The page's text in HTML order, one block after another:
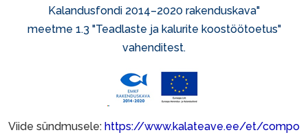
Kalandusfondi 2014–2020 rakenduskava"
meetme 1.3 "Teadlaste ja kalurite koostöötoetus"
vahenditest.
Viide sündmusele: https://www.kalateave.ee/et/compo